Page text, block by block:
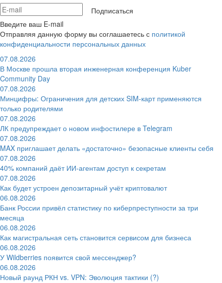
Подписаться
Введите ваш E-mail
Отправляя данную форму вы соглашаетесь с политикой
конфиденциальности персональных данных
07.08.2026
В Москве прошла вторая инженерная конференция Kuber
Community Day
07.08.2026
Минцифры: Ограничения для детских SIM-карт применяются
только родителями
07.08.2026
ЛК предупреждает о новом инфостилере в Telegram
07.08.2026
MAX приглашает делать «достаточно» безопасные клиенты себя
07.08.2026
40% компаний даёт ИИ‑агентам доступ к секретам
07.08.2026
Как будет устроен депозитарный учёт криптовалют
06.08.2026
Банк России привёл статистику по киберпреступности за три
месяца
06.08.2026
Как магистральная сеть становится сервисом для бизнеса
06.08.2026
У Wildberries появится свой мессенджер?
06.08.2026
Новый раунд РКН vs. VPN: Эволюция тактики (?)